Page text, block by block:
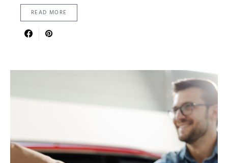
READ MORE